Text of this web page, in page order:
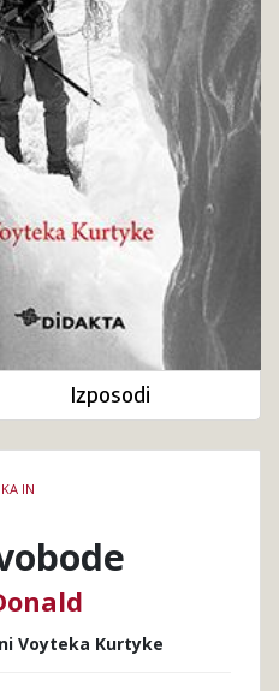
IN
Voyteka Kurtyke
Izposodi